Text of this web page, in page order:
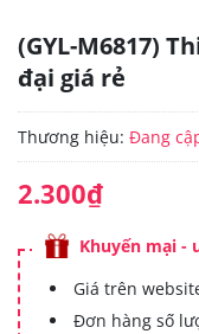
(GYL-M6817)
đại giá rẻ
Thương hiệu: Đang
2.300₫
Khuyến mại -
Giá trên
Đơn hàng số